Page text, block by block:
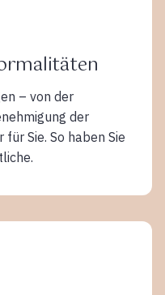
– von der
der
Sie. So haben Sie